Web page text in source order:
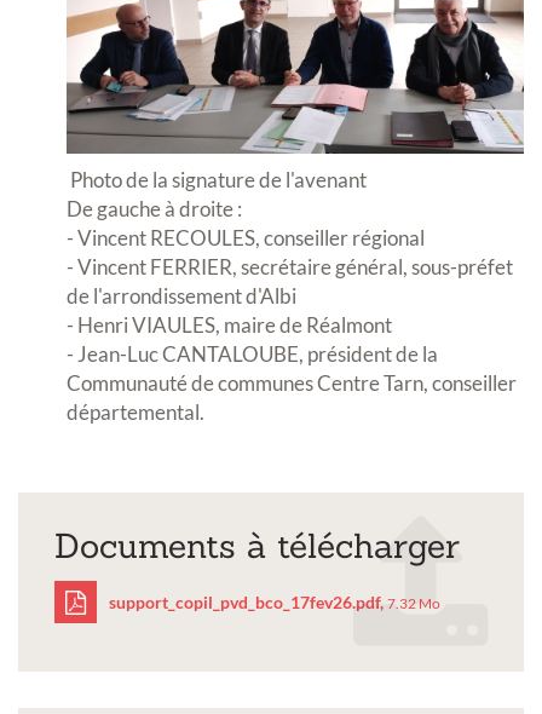
Photo de la signature de l'avenant
De gauche à droite :
- Vincent RECOULES, conseiller régional
- Vincent FERRIER, secrétaire général, sous-préfet
de l'arrondissement d'Albi
- Henri VIAULES, maire de Réalmont
- Jean-Luc CANTALOUBE, président de la
Communauté de communes Centre Tarn, conseiller
départemental.
Documents à télécharger
support_copil_pvd_bco_17fev26.pdf, 7.32 Mo